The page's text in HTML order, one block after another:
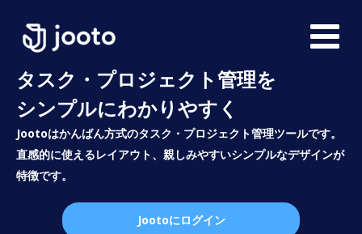
タスク・プロジェクト管理を
シンプルにわかりやすく
Jootoはかんばん方式のタスク・プロジェクト管理ツールです。
直感的に使えるレイアウト、親しみやすいシンプルなデザインが
特徴です。
Jootoにログイン